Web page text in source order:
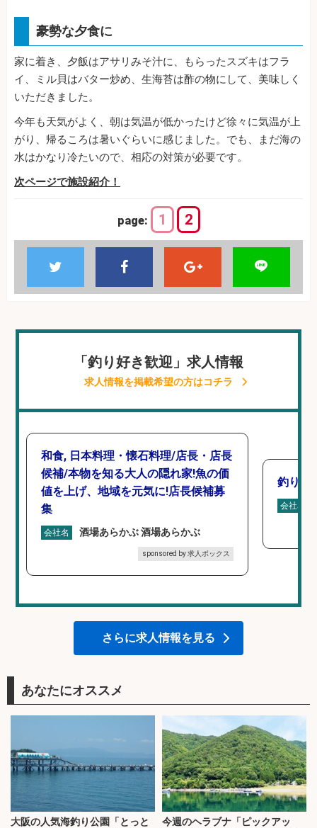
豪勢な夕食に
家に着き、夕飯はアサリみそ汁に、もらったスズキはフラ
イ、ミル貝はバター炒め、生海苔は酢の物にして、美味しく
いただきました。
今年も天気がよく、朝は気温が低かったけど徐々に気温が上
がり、帰るころは暑いぐらいに感じました。でも、まだ海の
水はかなり冷たいので、相応の対策が必要です。
次ページで施設紹介！
page: 1 2
「釣り好き歓迎」求人情報
求人情報を掲載希望の方はコチラ
和食, 日本料理・懐石料理/店長・店長
候補/本物を知る大人の隠れ家!魚の価
値を上げ、地域を元気に!店長候補募
集
会社名 酒場あらかぶ 酒場あらかぶ
sponsored by 求人ボックス
釣り具
会社名
さらに求人情報を見る
あなたにオススメ
大阪の人気海釣り公園「とっと
今週のヘラブナ「ピックアッ